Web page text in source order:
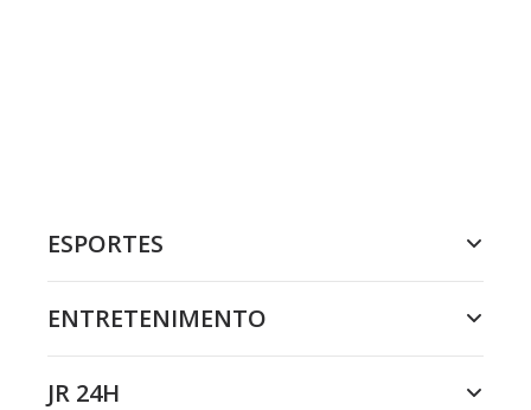
ESPORTES
ENTRETENIMENTO
JR 24H